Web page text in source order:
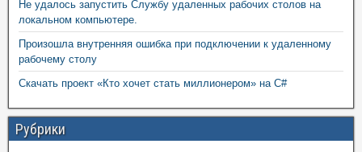
Не удалось запустить Службу удаленных рабочих столов на
локальном компьютере.
Произошла внутренняя ошибка при подключении к удаленному
рабочему столу
Скачать проект «Кто хочет стать миллионером» на C#
Рубрики